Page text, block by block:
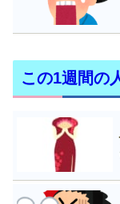
この1週間の